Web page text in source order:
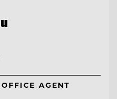
AGENT